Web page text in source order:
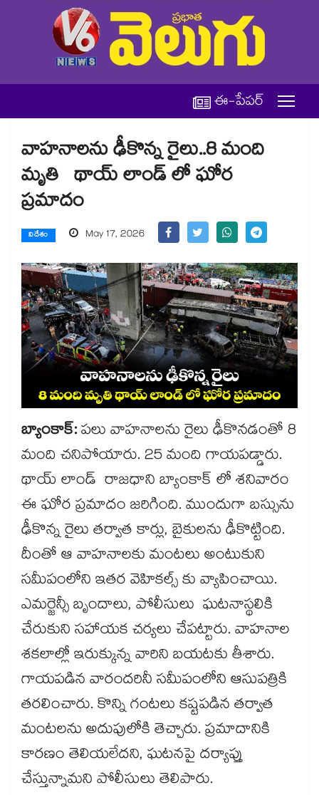
ఈ-పేపర్
వాహనాలను ఢీకొన్న రైలు..8 మంది
మృతి థాయ్ లాండ్ లో ఘోర
ప్రమాదం
విదేశం May 17, 2026
బ్యాంకాక్:పలు వాహనాలను రైలు ఢీకొనడంతో 8
మంది చనిపోయారు. 25 మంది గాయపడ్డారు.
థాయ్ లాండ్ రాజధాని బ్యాంకాక్ లో శనివారం
ఈ ఘోర ప్రమాదం జరిగింది. ముందుగా బస్సును
ఢీకొన్న రైలు తర్వాత కార్లు, బైకులను ఢీకొట్టింది.
దీంతో ఆ వాహనాలకు మంటలు అంటుకుని
సమీపంలోని ఇతర వెహికల్స్ కు వ్యాపించాయి.
ఎమర్జెన్సీ బృందాలు, పోలీసులు ఘటనాస్థలికి
చేరుకుని సహాయక చర్యలు చేపట్టారు. వాహనాల
శకలాల్లో ఇరుక్కున్న వారిని బయటకు తీశారు.
గాయపడిన వారందరినీ సమీపంలోని ఆసుపత్రికి
తరలించారు. కొన్ని గంటలు కష్టపడిన తర్వాత
మంటలను అదుపులోకి తెచ్చారు. ప్రమాదానికి
కారణం తెలియలేదని, ఘటనపై దర్యాప్తు
చేస్తున్నామని పోలీసులు తెలిపారు.